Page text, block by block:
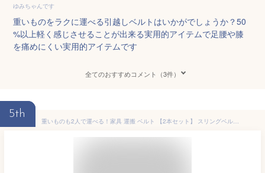
ゆみちゃんです
重いものをラクに運べる引越しベルトはいかがでしょうか？50
%以上軽く感じさせることが出来る実用的アイテムで足腰や膝
を痛めにくい実用的アイテムです
全てのおすすめコメント（3件）
5th
重いものも2人で運べる！家具 運搬 ベルト 【2本セット】 スリングベルト キャリーベルト 長さ約2.7m 幅約4.5cm 重量 300KgまでOK 大型 荷物でも安心 搬出